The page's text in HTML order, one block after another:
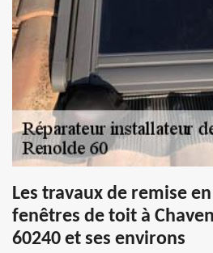
Les travaux de remise
fenêtres de toit à
60240 et ses environs